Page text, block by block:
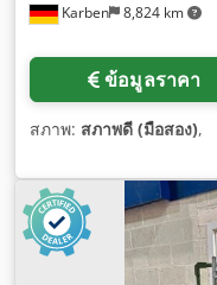
Karben 8,824 km
ข้อมูลราคา
สภาพ: สภาพดี (มือสอง),